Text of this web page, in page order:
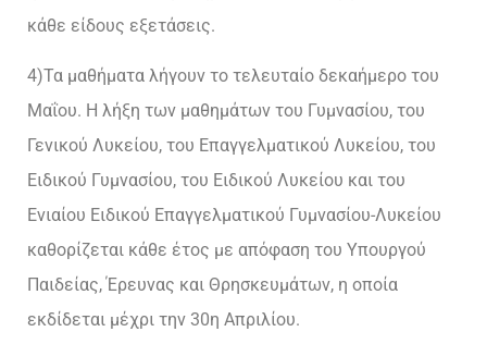
κάθε είδους εξετάσεις.
4)Τα μαθήματα λήγουν το τελευταίο δεκαήμερο του
Μαΐου. Η λήξη των μαθημάτων του Γυμνασίου, του
Γενικού Λυκείου, του Επαγγελματικού Λυκείου, του
Ειδικού Γυμνασίου, του Ειδικού Λυκείου και του
Ενιαίου Ειδικού Επαγγελματικού Γυμνασίου-Λυκείου
καθορίζεται κάθε έτος με απόφαση του Υπουργού
Παιδείας, Έρευνας και Θρησκευμάτων, η οποία
εκδίδεται μέχρι την 30η Απριλίου.